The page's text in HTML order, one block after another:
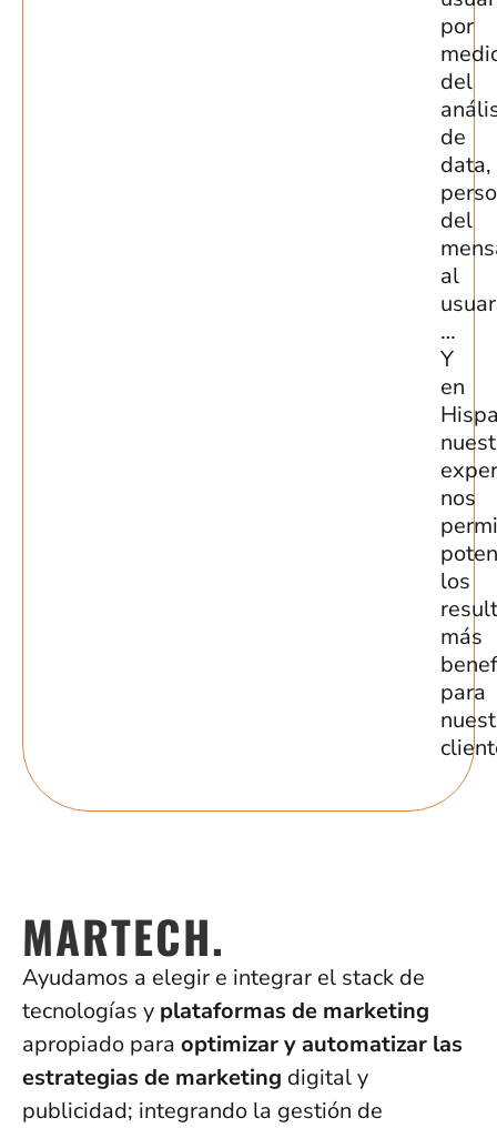
por
del
de
data,
del
al
…
Y
en
nos
los
más
para
MARTECH.
Ayudamos a elegir e integrar el stack de
tecnologías y plataformas de marketing
apropiado para optimizar y automatizar las
estrategias de marketing digital y
publicidad; integrando la gestión de